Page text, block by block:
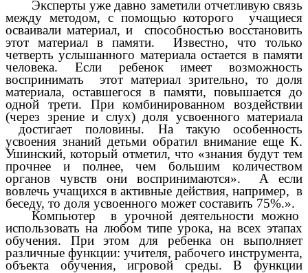
Эксперты уже давно заметили отчетливую связь
между методом, с помощью которого учащиеся
осваивали материал, и способностью восстановить
этот материал в памяти. Известно, что только
четверть услышанного материала остается в памяти
человека. Если ребенок имеет возможность
воспринимать этот материал зрительно, то доля
материала, оставшегося в памяти, повышается до
одной трети. При комбинированном воздействии
(через зрение и слух) доля усвоенного материала
достигает половины. На такую особенность
усвоения знаний детьми обратил внимание еще К.
Ушинский, который отметил, что «знания будут тем
прочнее и полнее, чем большим количеством
органов чувств они воспринимаются». А если
вовлечь учащихся в активные действия, например, в
беседу, то доля усвоенного может составить 75%.».
Компьютер в урочной деятельности можно
использовать на любом типе урока, на всех этапах
обучения. При этом для ребенка он выполняет
различные функции: учителя, рабочего инструмента,
объекта обучения, игровой среды. В функции